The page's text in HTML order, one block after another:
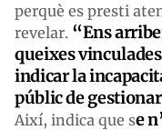
perquè es presti
revelar. “Ens
queixes
indicar la
públic de
Així, indica que se